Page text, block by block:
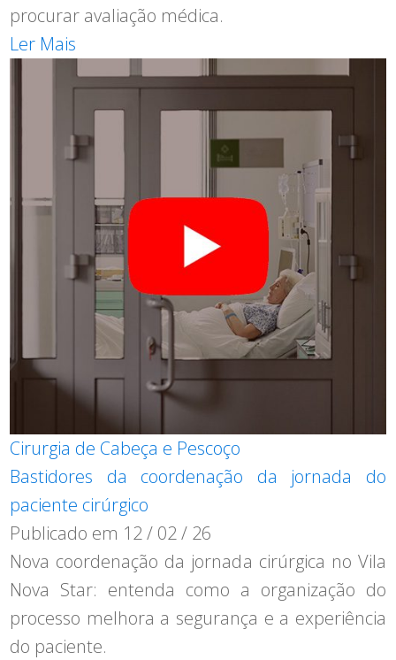
procurar avaliação médica.
Ler Mais
Cirurgia de Cabeça e Pescoço
Bastidores da coordenação da jornada do
paciente cirúrgico
Publicado em 12 / 02 / 26
Nova coordenação da jornada cirúrgica no Vila
Nova Star: entenda como a organização do
processo melhora a segurança e a experiência
do paciente.